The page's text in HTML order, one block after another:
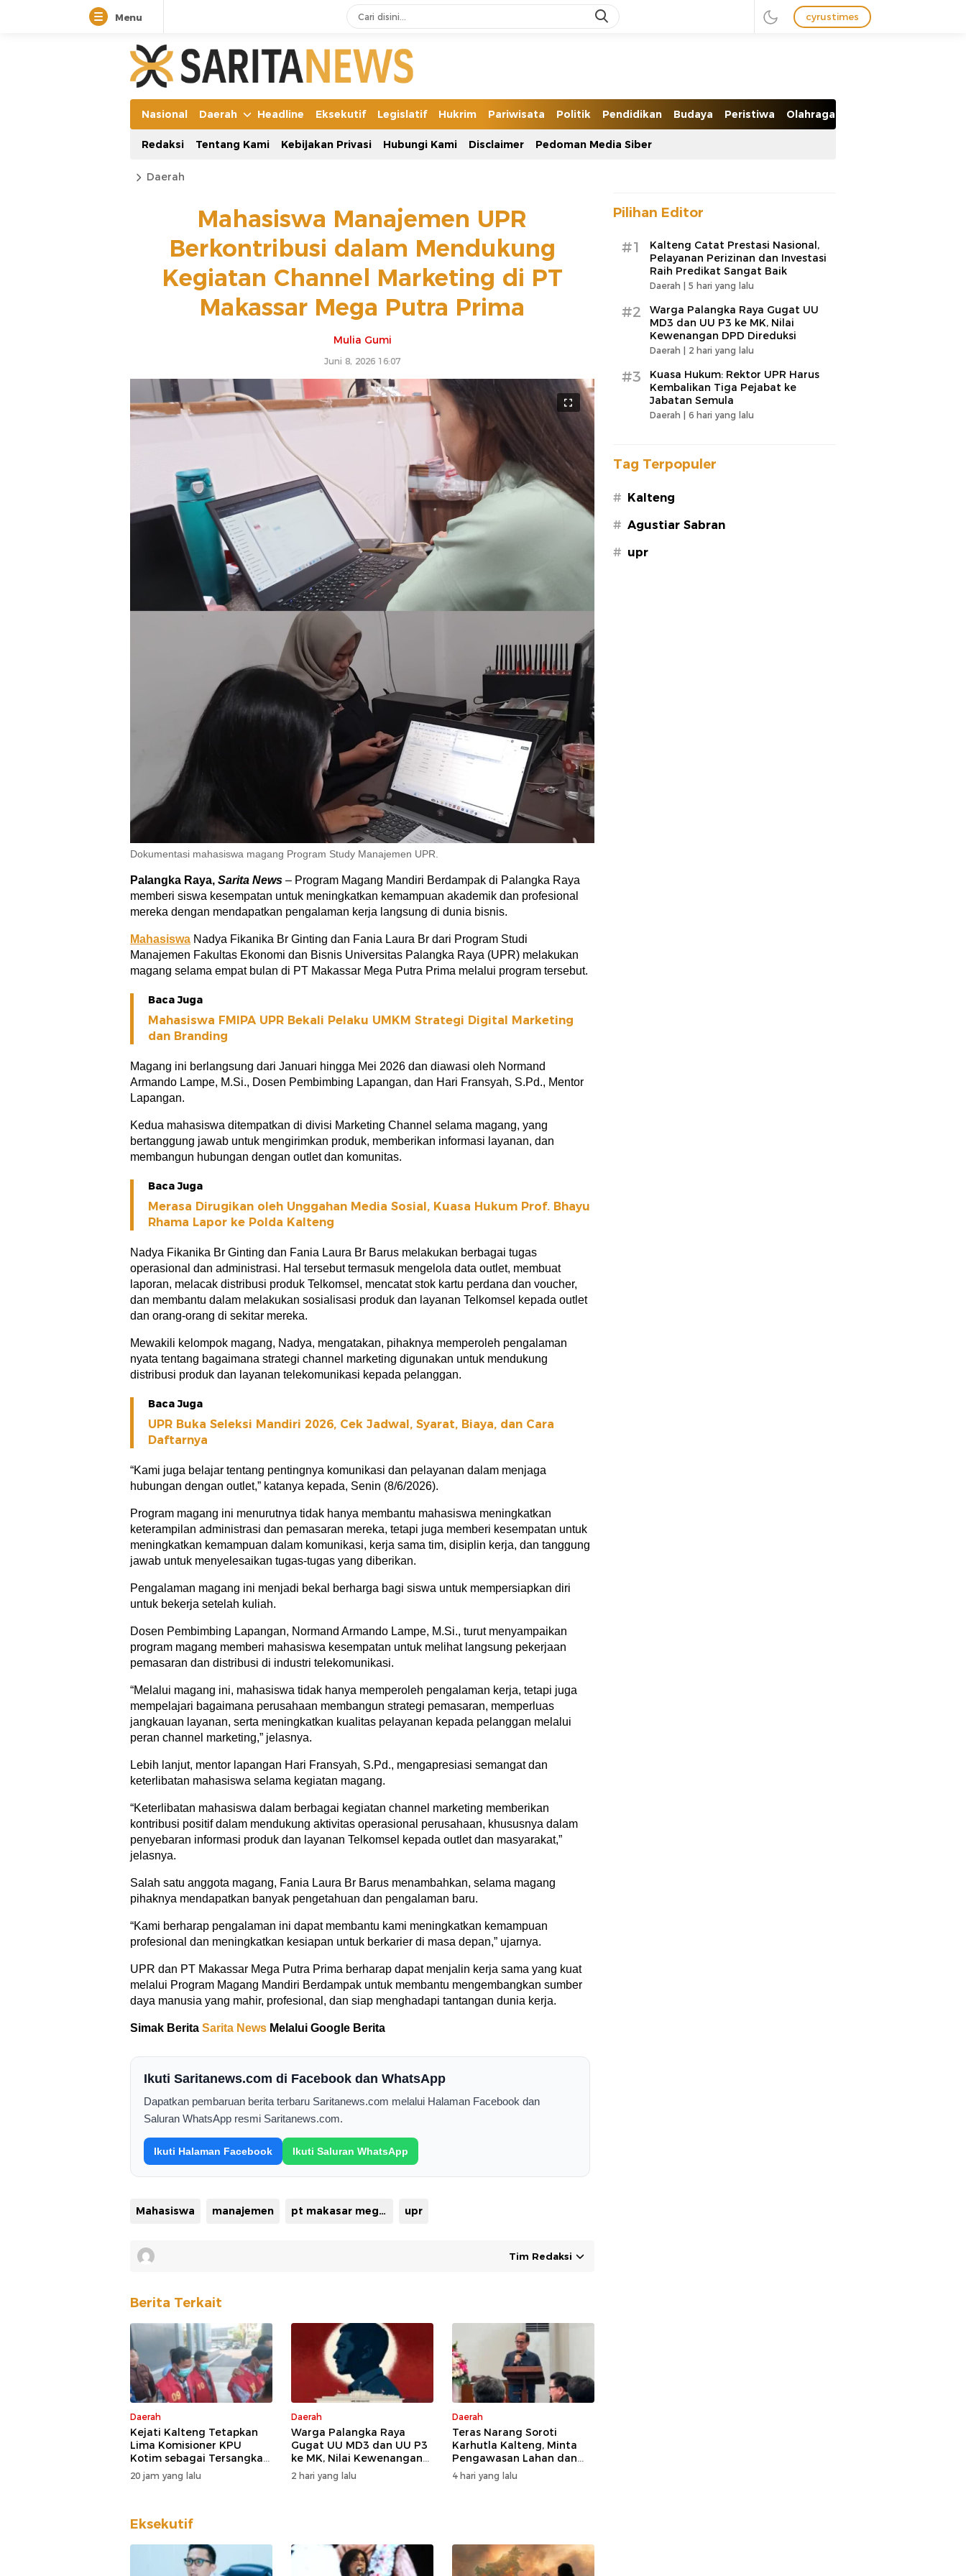
Menu cyrustimes
Nasional Daerah Headline Eksekutif Legislatif Hukrim Pariwisata Politik Pendidikan Budaya Peristiwa Olahraga
Redaksi Tentang Kami Kebijakan Privasi Hubungi Kami Disclaimer Pedoman Media Siber
Daerah
Mahasiswa Manajemen UPR
Berkontribusi dalam Mendukung
Kegiatan Channel Marketing di PT
Makassar Mega Putra Prima
Mulia Gumi
Juni 8, 2026 16:07
Dokumentasi mahasiswa magang Program Study Manajemen UPR.
Palangka Raya, Sarita News – Program Magang Mandiri Berdampak di Palangka Raya
memberi siswa kesempatan untuk meningkatkan kemampuan akademik dan profesional
mereka dengan mendapatkan pengalaman kerja langsung di dunia bisnis.
Mahasiswa Nadya Fikanika Br Ginting dan Fania Laura Br dari Program Studi
Manajemen Fakultas Ekonomi dan Bisnis Universitas Palangka Raya (UPR) melakukan
magang selama empat bulan di PT Makassar Mega Putra Prima melalui program tersebut.
Baca Juga
Mahasiswa FMIPA UPR Bekali Pelaku UMKM Strategi Digital Marketing
dan Branding
Magang ini berlangsung dari Januari hingga Mei 2026 dan diawasi oleh Normand
Armando Lampe, M.Si., Dosen Pembimbing Lapangan, dan Hari Fransyah, S.Pd., Mentor
Lapangan.
Kedua mahasiswa ditempatkan di divisi Marketing Channel selama magang, yang
bertanggung jawab untuk mengirimkan produk, memberikan informasi layanan, dan
membangun hubungan dengan outlet dan komunitas.
Baca Juga
Merasa Dirugikan oleh Unggahan Media Sosial, Kuasa Hukum Prof. Bhayu
Rhama Lapor ke Polda Kalteng
Nadya Fikanika Br Ginting dan Fania Laura Br Barus melakukan berbagai tugas
operasional dan administrasi. Hal tersebut termasuk mengelola data outlet, membuat
laporan, melacak distribusi produk Telkomsel, mencatat stok kartu perdana dan voucher,
dan membantu dalam melakukan sosialisasi produk dan layanan Telkomsel kepada outlet
dan orang-orang di sekitar mereka.
Mewakili kelompok magang, Nadya, mengatakan, pihaknya memperoleh pengalaman
nyata tentang bagaimana strategi channel marketing digunakan untuk mendukung
distribusi produk dan layanan telekomunikasi kepada pelanggan.
Baca Juga
UPR Buka Seleksi Mandiri 2026, Cek Jadwal, Syarat, Biaya, dan Cara
Daftarnya
“Kami juga belajar tentang pentingnya komunikasi dan pelayanan dalam menjaga
hubungan dengan outlet,” katanya kepada, Senin (8/6/2026).
Program magang ini menurutnya tidak hanya membantu mahasiswa meningkatkan
keterampilan administrasi dan pemasaran mereka, tetapi juga memberi kesempatan untuk
meningkatkan kemampuan dalam komunikasi, kerja sama tim, disiplin kerja, dan tanggung
jawab untuk menyelesaikan tugas-tugas yang diberikan.
Pengalaman magang ini menjadi bekal berharga bagi siswa untuk mempersiapkan diri
untuk bekerja setelah kuliah.
Dosen Pembimbing Lapangan, Normand Armando Lampe, M.Si., turut menyampaikan
program magang memberi mahasiswa kesempatan untuk melihat langsung pekerjaan
pemasaran dan distribusi di industri telekomunikasi.
“Melalui magang ini, mahasiswa tidak hanya memperoleh pengalaman kerja, tetapi juga
mempelajari bagaimana perusahaan membangun strategi pemasaran, memperluas
jangkauan layanan, serta meningkatkan kualitas pelayanan kepada pelanggan melalui
peran channel marketing,” jelasnya.
Lebih lanjut, mentor lapangan Hari Fransyah, S.Pd., mengapresiasi semangat dan
keterlibatan mahasiswa selama kegiatan magang.
“Keterlibatan mahasiswa dalam berbagai kegiatan channel marketing memberikan
kontribusi positif dalam mendukung aktivitas operasional perusahaan, khususnya dalam
penyebaran informasi produk dan layanan Telkomsel kepada outlet dan masyarakat,”
jelasnya.
Salah satu anggota magang, Fania Laura Br Barus menambahkan, selama magang
pihaknya mendapatkan banyak pengetahuan dan pengalaman baru.
“Kami berharap pengalaman ini dapat membantu kami meningkatkan kemampuan
profesional dan meningkatkan kesiapan untuk berkarier di masa depan,” ujarnya.
UPR dan PT Makassar Mega Putra Prima berharap dapat menjalin kerja sama yang kuat
melalui Program Magang Mandiri Berdampak untuk membantu mengembangkan sumber
daya manusia yang mahir, profesional, dan siap menghadapi tantangan dunia kerja.
Simak Berita Sarita News Melalui Google Berita
Ikuti Saritanews.com di Facebook dan WhatsApp
Dapatkan pembaruan berita terbaru Saritanews.com melalui Halaman Facebook dan
Saluran WhatsApp resmi Saritanews.com.
Ikuti Halaman Facebook Ikuti Saluran WhatsApp
Mahasiswa manajemen pt makasar mega putra prima upr
Tim Redaksi
Berita Terkait
Daerah
Kejati Kalteng Tetapkan
Lima Komisioner KPU
Kotim sebagai Tersangka
Korupsi
20 jam yang lalu
Daerah
Warga Palangka Raya
Gugat UU MD3 dan UU P3
ke MK, Nilai Kewenangan
DPD Direduksi
2 hari yang lalu
Daerah
Teras Narang Soroti
Karhutla Kalteng, Minta
Pengawasan Lahan dan
Konsesi Diperketat
4 hari yang lalu
Eksekutif
Pilihan Editor
#1
Kalteng Catat Prestasi Nasional,
Pelayanan Perizinan dan Investasi
Raih Predikat Sangat Baik
Daerah | 5 hari yang lalu
#2
Warga Palangka Raya Gugat UU
MD3 dan UU P3 ke MK, Nilai
Kewenangan DPD Direduksi
Daerah | 2 hari yang lalu
#3
Kuasa Hukum: Rektor UPR Harus
Kembalikan Tiga Pejabat ke
Jabatan Semula
Daerah | 6 hari yang lalu
Tag Terpopuler
# Kalteng
# Agustiar Sabran
# upr